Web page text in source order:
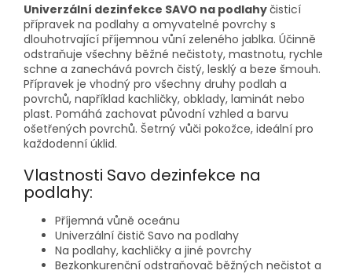
Univerzální dezinfekce SAVO na podlahyčisticí
přípravek na podlahy a omyvatelné povrchy s
dlouhotrvající příjemnou vůní zeleného jablka. Účinně
odstraňuje všechny běžné nečistoty, mastnotu, rychle
schne a zanechává povrch čistý, lesklý a beze šmouh.
Přípravek je vhodný pro všechny druhy podlah a
povrchů, například kachličky, obklady, laminát nebo
plast. Pomáhá zachovat původní vzhled a barvu
ošetřených povrchů. Šetrný vůči pokožce, ideální pro
každodenní úklid.
Vlastnosti Savo dezinfekce na
podlahy:
Příjemná vůně oceánu
Univerzální čistič Savo na podlahy
Na podlahy, kachličky a jiné povrchy
Bezkonkurenční odstraňovač běžných nečistot a